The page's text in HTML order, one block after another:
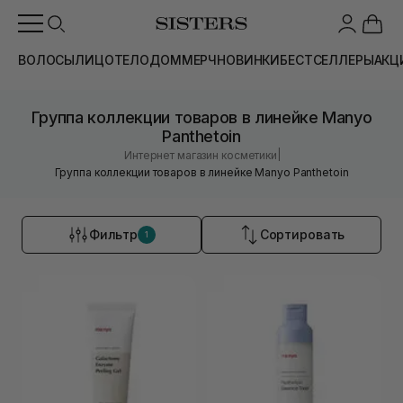
ВОЛОСЫЛИЦОТЕЛОДОММЕРЧНОВИНКИБЕСТСЕЛЛЕРЫ
Группа коллекции товаров в линейке Manyo
Panthetoin
Интернет магазин косметики
Группа коллекции товаров в линейке Manyo Panthetoin
Фильтр 1 Сортировать